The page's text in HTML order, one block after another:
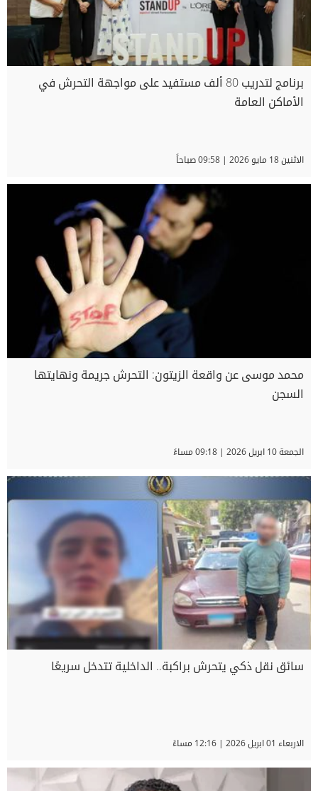
برنامج لتدريب 80 ألف مستفيد على مواجهة التحرش في
الأماكن العامة
الاثنين 18 مايو 2026 | 09:58 صباحاً
محمد موسى عن واقعة الزيتون: التحرش جريمة ونهايتها
السجن
الجمعة 10 ابريل 2026 | 09:18 مساءً
سائق نقل ذكي يتحرش براكبة.. الداخلية تتدخل سريعًا
الاربعاء 01 ابريل 2026 | 12:16 مساءً